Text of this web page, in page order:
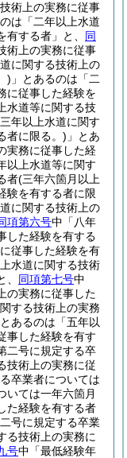
術上の実務に従事
は「二年以上水道
する者」と、 同
術上の実務に従事
に関する技術上の
) 」とあるのは「二
に従事した経験を
水道等に関する技
年以上水道に関す
者に限る。) 」とあ
実務に従事した経
以上水道等に関す
者(三年六箇月以上
験を有する者に限
に関する技術上の
項第六号中「八年
した経験を有する
従事した経験を有
水道に関する技術
同項第七号中
の実務に従事した
する技術上の実務
とあるのは「五年以
事した経験を有す
二号に規定する卒
技術上の実務に従
卒業者については
いては一年六箇月
た経験を有する者
号に規定する卒業
る技術上の実務に
号中「最低経験年